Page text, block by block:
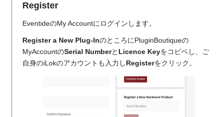
Register
EventideのMy Accountにログインします。
Register a New Plug-InのところにPluginBoutiqueの
MyAccountのSerial Numberと Licence Keyをコピペし、ご
自身のiLokのアカウントも入力しRegisterをクリック。